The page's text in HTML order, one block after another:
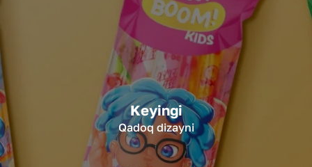
Keyingi
Qadoq dizayni